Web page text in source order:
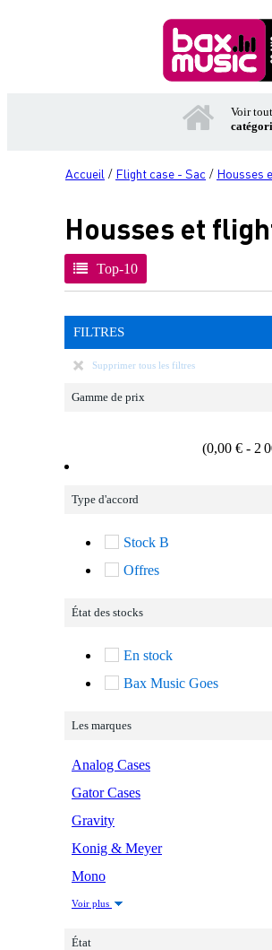
Voir
Accueil / Flight case - Sac / Housses
Housses et
Top-10
FILTRES
Supprimer tous les filtres
Gamme de prix
(0,00 € - 2
Type d'accord
Stock B
Offres
État des stocks
En stock
Bax Music Goes
Les marques
Analog Cases
Gator Cases
Gravity
Konig & Meyer
Mono
Voir plus
État